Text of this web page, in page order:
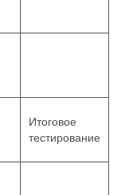
Итоговое
тестирование